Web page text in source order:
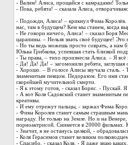
- Валим! Алиса, прощайся с камрадами!
- Пока, ребята! – сказала Алиса,
- Подожди, Алиса! – крикнул Фима Королёв.
нас, там в будущем? Кем мы станем, когда
- Не говори ничего, Алиса! – сказал Боря
царапины. – Нельзя знать своё будущее! Это
- Но ты ведь можешь просто соврать, а нам
Юлька Грибкова, успевшая стать близкой
- Ты права, – тихо произнесла Алиса. – Я
- Да! Да! Да! – загомонили ребята,
- Хорошо. – В голосе Алисы звучала сталь. -
знаменитым певцом. Педоразом. Его имя
скорейшей мучительной смерти.
- Я к этому готов, - сказал Борис. - Пускай.
- А вот Коля Садовский станет знаменитым
креативы.
- И ему отрежут пальцы, - заржал Фима
- Фима Королев станет самым страшным
награду. Не только на Земле. Но и на
порноактрисой. Снимется в 20000 фильмах.
- Значит, я не останусь целкой, -
- Коля Герасимов станет великим
- Спасибо, - сказал Коля. - Я даже знаю каких.